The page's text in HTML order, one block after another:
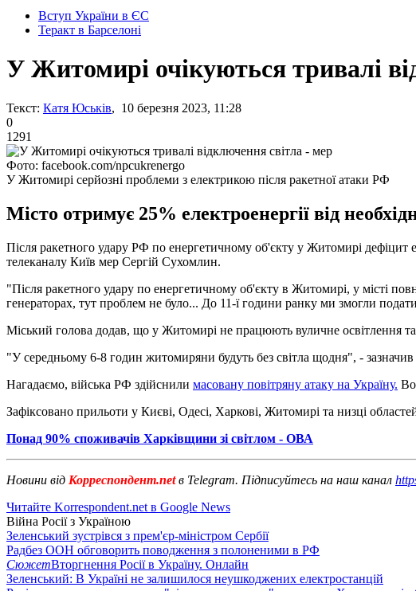
Вступ України в ЄС
Теракт в Барселоні
У Житомирі очікуються тривалі
Текст: Катя Юськів, 10 березня 2023, 11:28
0
1291
Фото: facebook.com/npcukrenergo
У Житомирі серйозні проблеми з електрикою після ракетної атаки РФ
Місто отримує 25% електроенергії від
Після ракетного удару РФ по енергетичному об'єкту у Житомирі дефіцит
телеканалу Київ мер Сергій Сухомлин.
"Після ракетного удару по енергетичному об'єкту в Житомирі, у місті
генераторах, тут проблем не було... До 11-ї години ранку ми змогли
Міський голова додав, що у Житомирі не працюють вуличне освітлення та
"У середньому 6-8 годин житомиряни будуть без світла щодня", -
Нагадаємо, війська РФ здійснили масовану повітряну атаку на Україну.
Зафіксовано прильоти у Києві, Одесі, Харкові, Житомирі та низці
Понад 90% споживачів Харківщини зі світлом - ОВА
Новини від Корреспондент.netв Telegram. Підписуйтесь на наш канал
Читайте Korrespondent.net в Google News
Війна Росії з Україною
Зеленський зустрівся з прем'єр-міністром Сербії
Радбез ООН обговорить поводження з полоненими в РФ
СюжетВторгнення Росії в Україну. Онлайн
Зеленський: В Україні не залишилося неушкоджених електростанцій